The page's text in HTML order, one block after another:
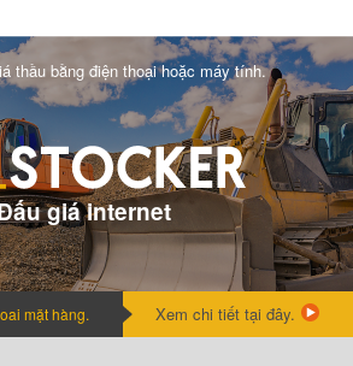
thầu bằng điện thoại hoặc máy tính.
giá internet
mặt hàng. Xem chi tiết tại đây.